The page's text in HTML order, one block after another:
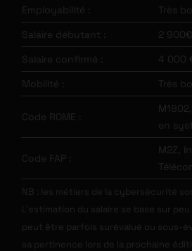
Employabilité :
Très
Salaire débutant :
2
Salaire confirmé :
4 000
Mobilité :
Très
Code ROME :
en
Code FAP :
M2Z,
NB : les métiers de la cybersécurité
L’estimation du salaire se base sur
peut être parfois surévalué ou sous-
sa pertinence lors de la prochaine